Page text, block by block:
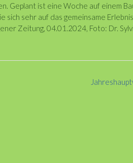
Geplant ist eine Woche auf einem
sich sehr auf das gemeinsame
Zeitung, 04.01.2024, Foto: Dr.